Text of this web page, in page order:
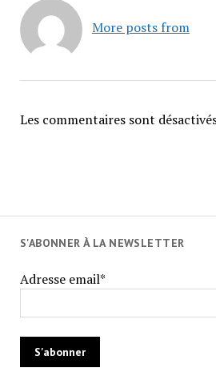
More posts from
Les commentaires sont
S'ABONNER À LA NEWSLETTER
Adresse email*